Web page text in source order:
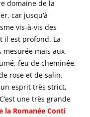
domaine de la
car jusqu’à
vis-à-vis des
il est profond. La
mesurée mais aux
feu de cheminée,
rose et de salin.
esprit très strict,
une très grande
la Romanée Conti